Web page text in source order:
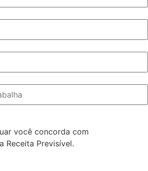
você concorda com
Receita Previsível.